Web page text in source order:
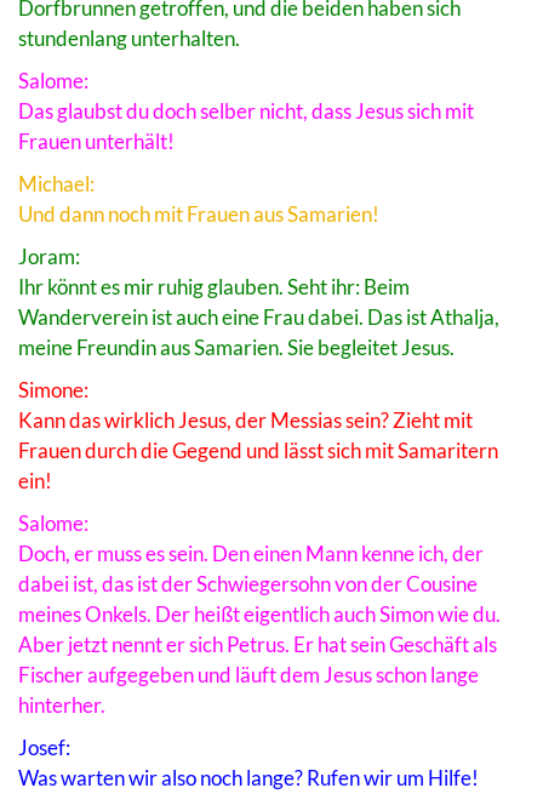
Dorfbrunnen getroffen, und die beiden haben sich
stundenlang unterhalten.
Salome:
Das glaubst du doch selber nicht, dass Jesus sich mit
Frauen unterhält!
Michael:
Und dann noch mit Frauen aus Samarien!
Joram:
Ihr könnt es mir ruhig glauben. Seht ihr: Beim
Wanderverein ist auch eine Frau dabei. Das ist Athalja,
meine Freundin aus Samarien. Sie begleitet Jesus.
Simone:
Kann das wirklich Jesus, der Messias sein? Zieht mit
Frauen durch die Gegend und lässt sich mit Samaritern
ein!
Salome:
Doch, er muss es sein. Den einen Mann kenne ich, der
dabei ist, das ist der Schwiegersohn von der Cousine
meines Onkels. Der heißt eigentlich auch Simon wie du.
Aber jetzt nennt er sich Petrus. Er hat sein Geschäft als
Fischer aufgegeben und läuft dem Jesus schon lange
hinterher.
Josef:
Was warten wir also noch lange? Rufen wir um Hilfe!